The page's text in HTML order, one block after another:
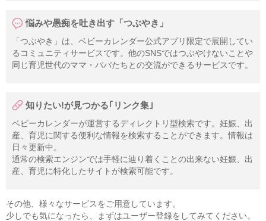
悩みや愚痴を吐き出す「つぶやき」
「つぶやき」は、ベビーカレンダー公式アプリ限定で展開してい
るコミュニティサービスです。他のSNSではつぶやけないことや
同じ育児世代のママ・パパたちとの交流ができるサービスです。
知りたい!が見つかる｢リンク集｣
ベビーカレンダーが運営するディレクトリ型検索です。妊娠、出
産、育児に関する便利な情報を検索することができます。情報は
日々更新中。
通常の検索エンジンでは手軽に辿り着くことの出来ない妊娠、出
産、育児に特化したサイトが検索可能です。
その他、様々なサービスをご用意しています。
少しでも気になったら、まずはユーザー登録をしてみてください。